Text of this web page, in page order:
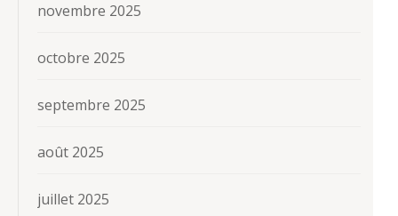
novembre 2025
octobre 2025
septembre 2025
août 2025
juillet 2025